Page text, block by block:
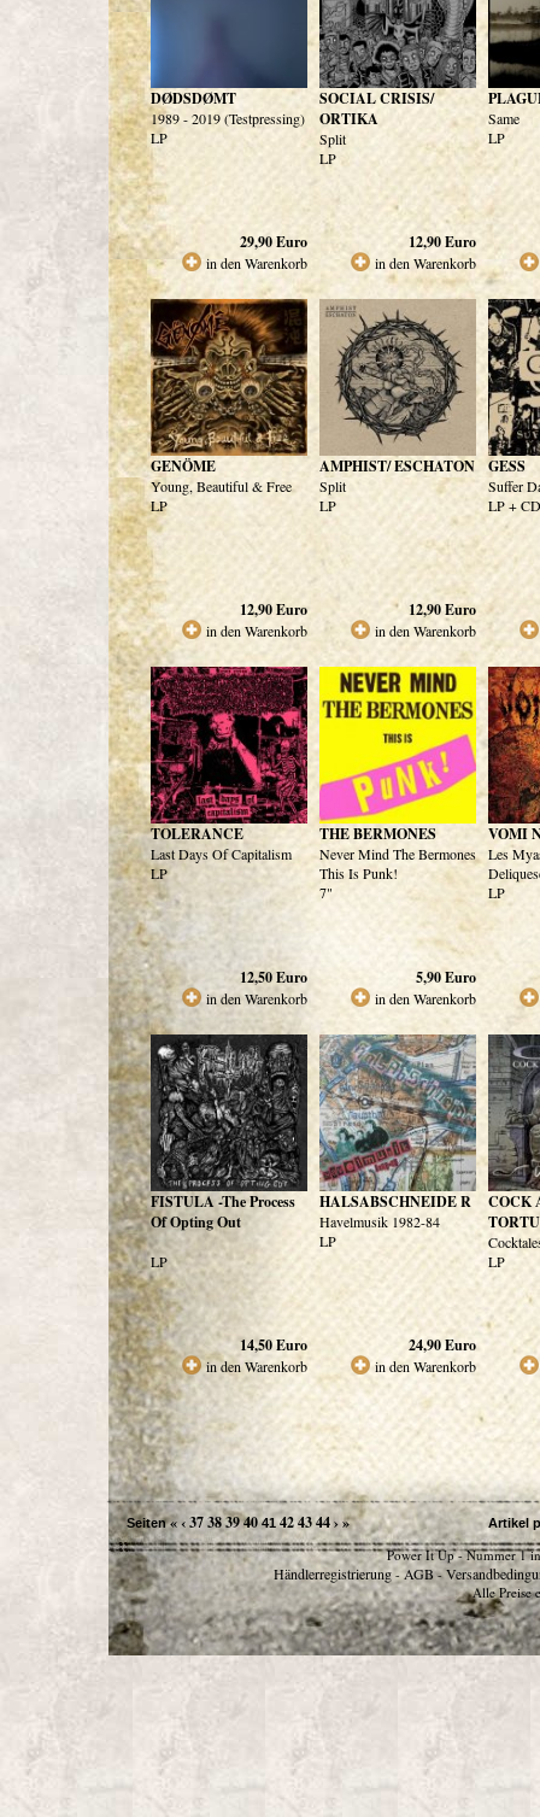
DØDSDØMT
1989 - 2019 (Testpressing)
LP
29,90Euro
in den Warenkorb
SOCIAL CRISIS/
ORTIKA
Split
LP
12,90Euro
in den Warenkorb
Same
LP
GENÖME
Young, Beautiful & Free
LP
12,90Euro
in den Warenkorb
AMPHIST/ ESCHATON
Split
LP
12,90Euro
in den Warenkorb
GESS
Suffer
LP + CD
TOLERANCE
Last Days Of Capitalism
LP
12,50Euro
in den Warenkorb
THE BERMONES
Never Mind The Bermones
This Is Punk!
7"
5,90Euro
in den Warenkorb
VOMI
Les
LP
FISTULA -The Process
Of Opting Out
LP
14,50Euro
in den Warenkorb
HALSABSCHNEIDE R
Havelmusik 1982-84
LP
24,90Euro
in den Warenkorb
COCK
LP
Seiten «‹37383940 41 424344›» Artikel
Power It Up - Nummer 1
Händlerregistrierung - AGB -
Alle Preise